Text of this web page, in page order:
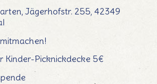
Jägerhofstr. 255, 42349
Kinder-Picknickdecke 5€